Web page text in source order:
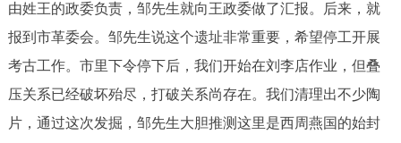
由姓王的政委负责，邹先生就向王政委做了汇报。后来，就
报到市革委会。邹先生说这个遗址非常重要，希望停工开展
考古工作。市里下令停下后，我们开始在刘李店作业，但叠
压关系已经破坏殆尽，打破关系尚存在。我们清理出不少陶
片，通过这次发掘，邹先生大胆推测这里是西周燕国的始封